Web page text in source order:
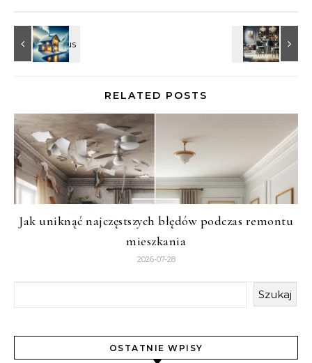
RELATED POSTS
Jak uniknąć najczęstszych błędów podczas remontu
mieszkania
2026-07-28
Szukaj
OSTATNIE WPISY